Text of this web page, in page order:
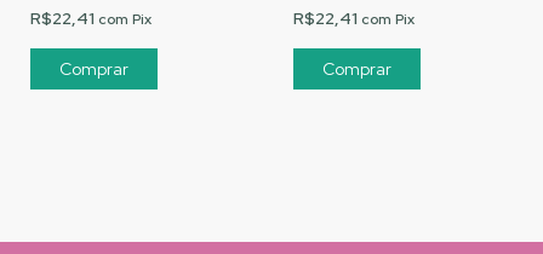
R$22,41 com Pix R$22,41 com Pix